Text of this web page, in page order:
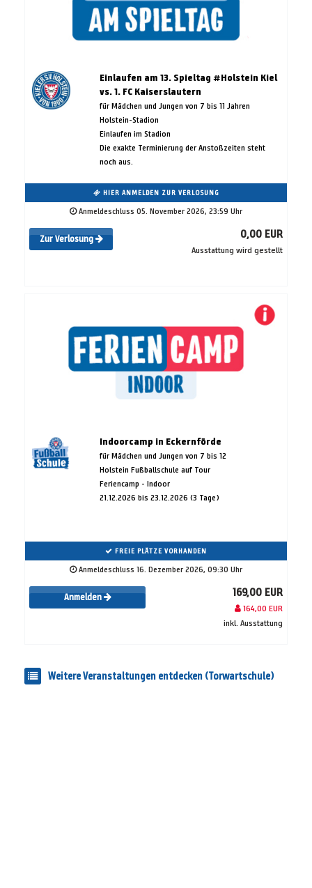
Einlaufen am 13. Spieltag #Holstein Kiel
vs. 1. FC Kaiserslautern
für Mädchen und Jungen von 7 bis 11 Jahren
Holstein-Stadion
Einlaufen im Stadion
Die exakte Terminierung der Anstoßzeiten steht
noch aus.
HIER ANMELDEN ZUR VERLOSUNG
Anmeldeschluss 05. November 2026, 23:59 Uhr
Zur Verlosung 0,00 EUR
Ausstattung wird gestellt
Indoorcamp in Eckernförde
für Mädchen und Jungen von 7 bis 12
Holstein Fußballschule auf Tour
Feriencamp - Indoor
21.12.2026 bis 23.12.2026 (3 Tage)
FREIE PLÄTZE VORHANDEN
Anmeldeschluss 16. Dezember 2026, 09:30 Uhr
Anmelden 169,00 EUR
164,00 EUR
inkl. Ausstattung
Weitere Veranstaltungen entdecken (Torwartschule)